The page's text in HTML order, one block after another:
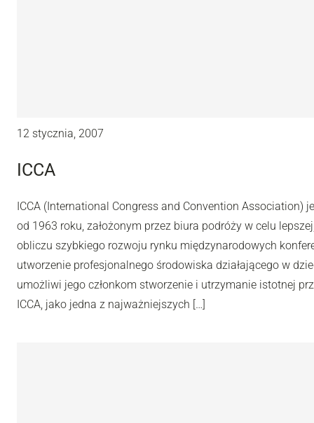
12 stycznia, 2007
ICCA
ICCA (International Congress and Convention Association)
od 1963 roku, założonym przez biura podróży w celu
obliczu szybkiego rozwoju rynku międzynarodowych
utworzenie profesjonalnego środowiska działającego w
umożliwi jego członkom stworzenie i utrzymanie istotnej
ICCA, jako jedna z najważniejszych […]